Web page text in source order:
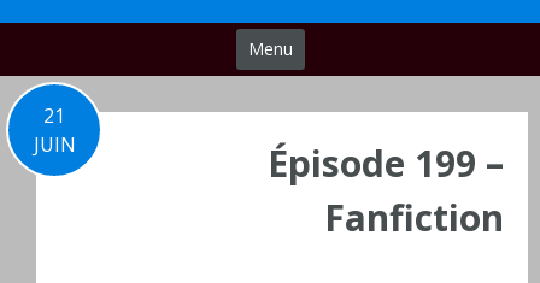
Menu
21
JUIN
Épisode 199 –
Fanfiction